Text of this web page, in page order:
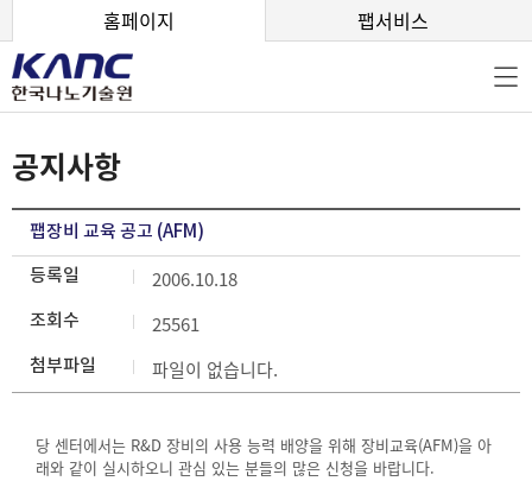
홈페이지 팹서비스
공지사항
팹장비 교육 공고 (AFM)
등록일 2006.10.18
조회수 25561
첨부파일 파일이 없습니다.
당 센터에서는 R&D 장비의 사용 능력 배양을 위해 장비교육(AFM)을 아
래와 같이 실시하오니 관심 있는 분들의 많은 신청을 바랍니다.